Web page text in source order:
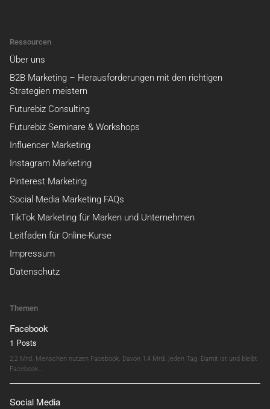
Ressourcen
Über uns
B2B Marketing – Herausforderungen mit den richtigen
Strategien meistern
Futurebiz Consulting
Futurebiz Seminare & Workshops
Influencer Marketing
Instagram Marketing
Pinterest Marketing
Social Media Marketing FAQs
TikTok Marketing für Marken und Unternehmen
Leitfaden für Online-Kurse
Impressum
Datenschutz
Themen
Facebook
1 Posts
2,2 Mrd. Menschen nutzen Facebook. Davon 1,4 Mrd. jeden Tag. Damit ist und bleibt
Facebook…
Social Media